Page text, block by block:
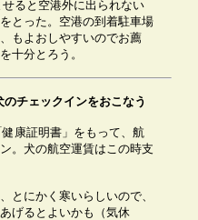
ると空港外に出られない
とった。空港の到着駐車場
もよおしやすいのでお薦
十分とろう。
のチェックインをおこなう
康証明書」をもって、航
。犬の航空運賃はこの時支
とにかく寒いらしいので、
げるとよいかも（気休